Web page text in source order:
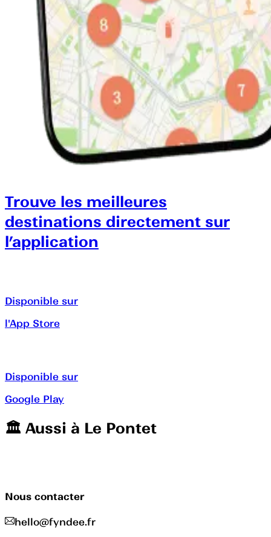
Trouve les meilleures
destinations directement sur
l’application
Disponible sur
l'App Store
Disponible sur
Google Play
🏛️️ Aussi à Le Pontet
Nous contacter
hello@fyndee.fr